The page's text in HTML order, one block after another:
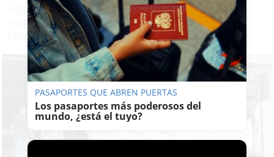
agresión sufrida por una docente en una
manifestación en Valencia y apoya las
reivindicaciones del profesorado
PASAPORTES QUE ABREN PUERTAS
Los pasaportes más poderosos del
mundo, ¿está el tuyo?